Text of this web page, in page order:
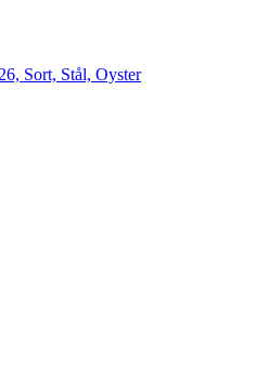
Sort, Stål, Oyster